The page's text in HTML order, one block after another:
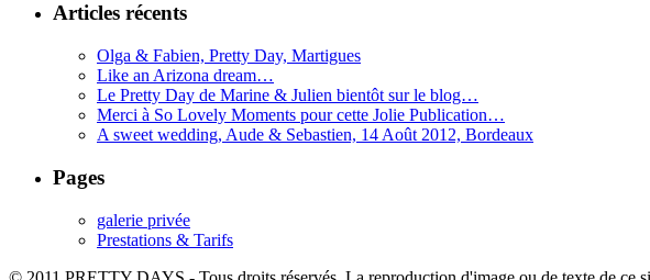
Articles récents
Olga & Fabien, Pretty Day, Martigues
Like an Arizona dream…
Le Pretty Day de Marine & Julien bientôt sur le blog…
Merci à So Lovely Moments pour cette Jolie Publication…
A sweet wedding, Aude & Sebastien, 14 Août 2012, Bordeaux
Pages
galerie privée
Prestations & Tarifs